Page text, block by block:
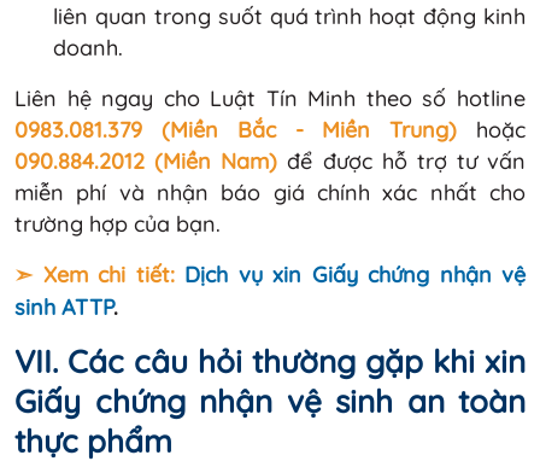
liên quan trong suốt quá trình hoạt động kinh
doanh.
Liên hệ ngay cho Luật Tín Minh theo số hotline
0983.081.379 (Miền Bắc - Miền Trung)
hoặc
090.884.2012 (Miền Nam) để được hỗ trợ tư vấn
miễn phí và nhận báo giá chính xác nhất cho
trường hợp của bạn.
➣ Xem chi tiết: Dịch vụ xin Giấy chứng nhận vệ
sinh ATTP.
VII. Các câu hỏi thường gặp khi xin
Giấy chứng nhận vệ sinh an toàn
thực phẩm